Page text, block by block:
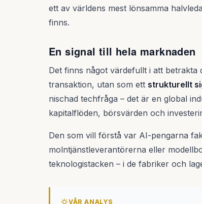
ett av världens mest lönsamma
finns.
En signal till hela marknaden
Det finns något värdefullt i att betrakta
transaktion, utan som ett strukturellt
nischad techfråga – det är en global
kapitalflöden, börsvärden och
Den som vill förstå var AI-pengarna
molntjänstleverantörerna eller
teknologistacken – i de fabriker och
VÅR ANALYS